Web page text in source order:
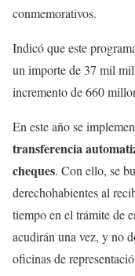
conmemorativos.
Indicó que este
un importe de 37 mil
incremento de 660
En este año se
transferencia
cheques. Con ello, se
derechohabientes al
tiempo en el trámite de
acudirán una vez, y no
oficinas de